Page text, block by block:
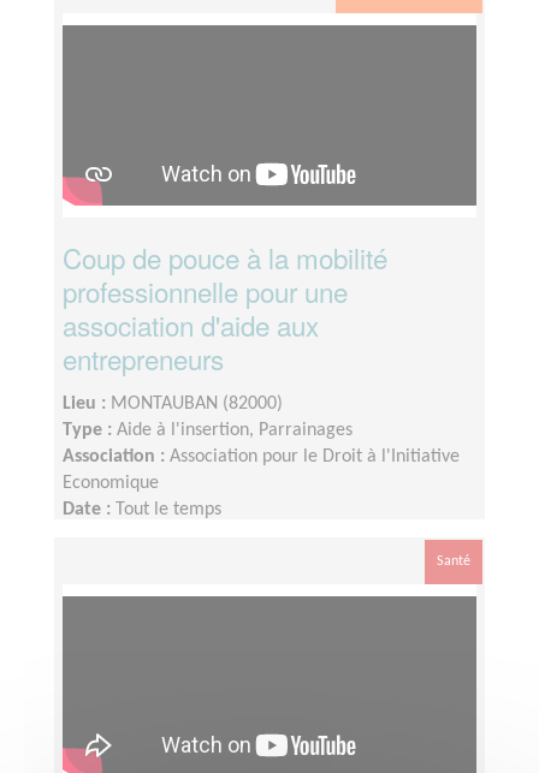
Coup de pouce à la mobilité
professionnelle pour une
association d'aide aux
entrepreneurs
Lieu : MONTAUBAN (82000)
Type : Aide à l'insertion, Parrainages
Association : Association pour le Droit à l'Initiative
Economique
Date :
Tout le temps
A déterminer ensemble
Santé